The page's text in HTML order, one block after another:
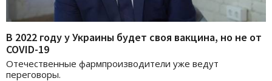
В 2022 году у Украины будет своя вакцина, но не от
COVID-19
Отечественные фармпроизводители уже ведут
переговоры.